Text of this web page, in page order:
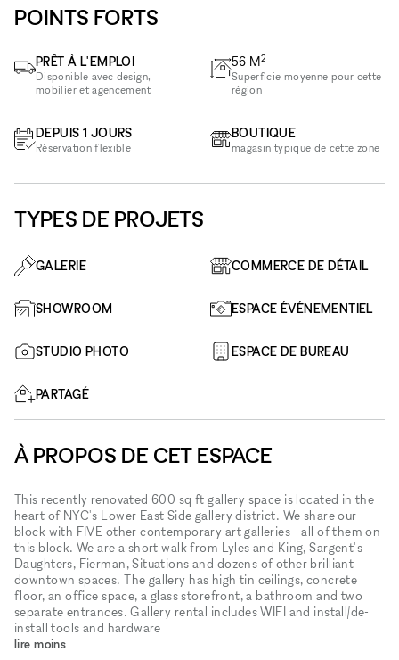
POINTS FORTS
PRÊT À L'EMPLOI
Disponible avec design,
mobilier et agencement
DEPUIS 1 JOURS
Réservation flexible
56 M2
Superficie moyenne pour cette
région
BOUTIQUE
magasin typique de cette zone
TYPES DE PROJETS
GALERIE COMMERCE DE DÉTAIL
SHOWROOM ESPACE ÉVÉNEMENTIEL
STUDIO PHOTO ESPACE DE BUREAU
PARTAGÉ
À PROPOS DE CET ESPACE
This recently renovated 600 sq ft gallery space is located in the
heart of NYC's Lower East Side gallery district. We share our
block with FIVE other contemporary art galleries - all of them on
this block. We are a short walk from Lyles and King, Sargent's
Daughters, Fierman, Situations and dozens of other brilliant
downtown spaces. The gallery has high tin ceilings, concrete
floor, an office space, a glass storefront, a bathroom and two
separate entrances. Gallery rental includes WIFI and install/de-
install tools and hardware
lire moins